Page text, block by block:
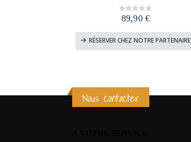
0out of 5
89,90 €
RÉSERVER CHEZ NOTRE PARTENAIRE
Nous contacter